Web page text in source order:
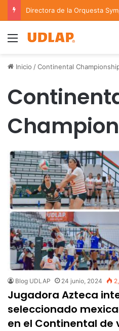
Menu
Inicio /Continental
Blog UDLAP 24 junio, 2024
Jugadora Azteca
seleccionado
en el Continental de